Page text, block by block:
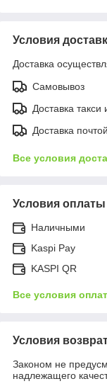
Условия
Доставка
Самовывоз
Доставка
Доставка почтой
Все условия
Условия оплаты
Наличными
Kaspi Pay
KASPI QR
Все условия
Условия
Законом не
надлежащего